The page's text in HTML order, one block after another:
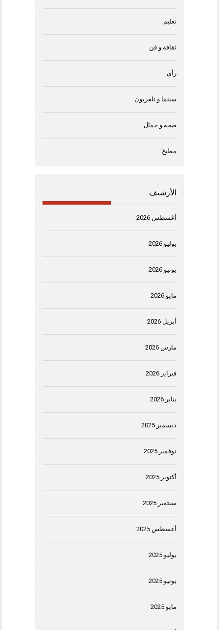
تعليم
ثقافة و فن
رأى
سينما و تلفزيون
صحة و جمال
مطبخ
الأرشيف
أغسطس 2026
يوليو 2026
يونيو 2026
مايو 2026
أبريل 2026
مارس 2026
فبراير 2026
يناير 2026
ديسمبر 2025
نوفمبر 2025
أكتوبر 2025
سبتمبر 2025
أغسطس 2025
يوليو 2025
يونيو 2025
مايو 2025